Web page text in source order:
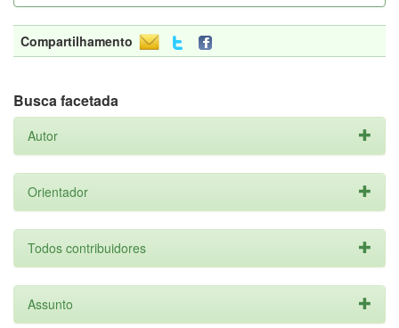
Compartilhamento
Busca facetada
Autor
Orientador
Todos contribuidores
Assunto